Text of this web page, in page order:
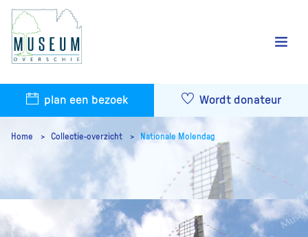
plan een bezoek Wordt donateur
Home Collectie-overzicht Nationale Molendag